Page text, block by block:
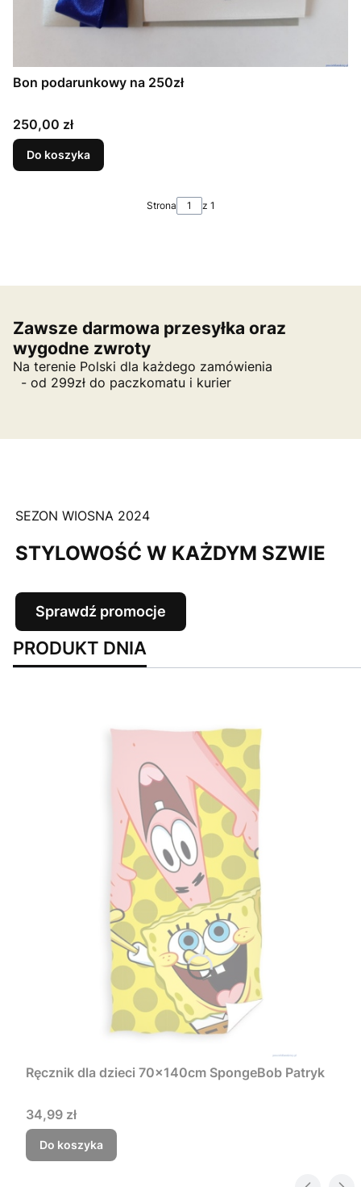
Bon podarunkowy na 250zł
Cena
250,00 zł
Do koszyka
Strona z 1
Zawsze darmowa przesyłka oraz
wygodne zwroty
Na terenie Polski dla każdego zamówienia
- od 299zł do paczkomatu i kurier
SEZON WIOSNA 2024
STYLOWOŚĆ W KAŻDYM SZWIE
Sprawdź promocje
PRODUKT DNIA
Ręcznik dla dzieci 70x140cm SpongeBob Patryk
Cena
34,99 zł
Do koszyka